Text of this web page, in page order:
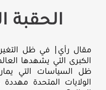
الحقبة
مقال رأي| في ظل
الكبرى التي يشهدها
ظل السياسات التي
الولايات المتحدة